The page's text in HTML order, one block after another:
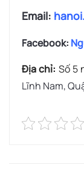
Email:
Facebook:
Địa chỉ: Số 5
Lĩnh Nam,